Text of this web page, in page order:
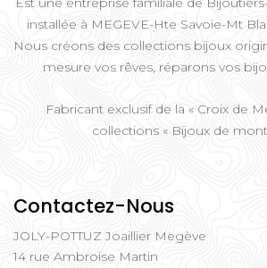
installée à MEGEVE-Hte Savoie-Mt
Nous créons des collections bijoux
mesure vos rêves, réparons vos
Fabricant exclusif de la « Croix de
collections « Bijoux de
Contactez-Nous
JOLY-POTTUZ Joaillier Megève
14 rue Ambroise Martin